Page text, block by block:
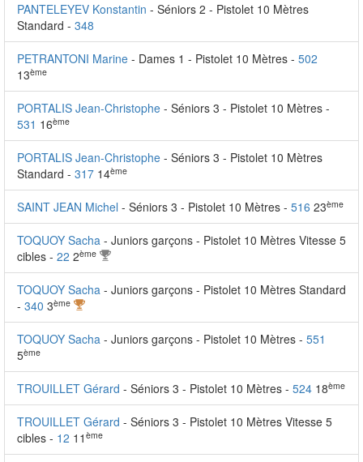
PANTELEYEV Konstantin - Séniors 2 - Pistolet 10 Mètres
Standard - 348
PETRANTONI Marine - Dames 1 - Pistolet 10 Mètres - 502
13ème
PORTALIS Jean-Christophe - Séniors 3 - Pistolet 10 Mètres -
531 16ème
PORTALIS Jean-Christophe - Séniors 3 - Pistolet 10 Mètres
Standard - 317 14ème
SAINT JEAN Michel - Séniors 3 - Pistolet 10 Mètres - 516 23ème
TOQUOY Sacha - Juniors garçons - Pistolet 10 Mètres Vitesse 5
cibles - 22 2ème
TOQUOY Sacha - Juniors garçons - Pistolet 10 Mètres Standard
- 340 3ème
TOQUOY Sacha - Juniors garçons - Pistolet 10 Mètres - 551
5ème
TROUILLET Gérard - Séniors 3 - Pistolet 10 Mètres - 524 18ème
TROUILLET Gérard - Séniors 3 - Pistolet 10 Mètres Vitesse 5
cibles - 12 11 ème